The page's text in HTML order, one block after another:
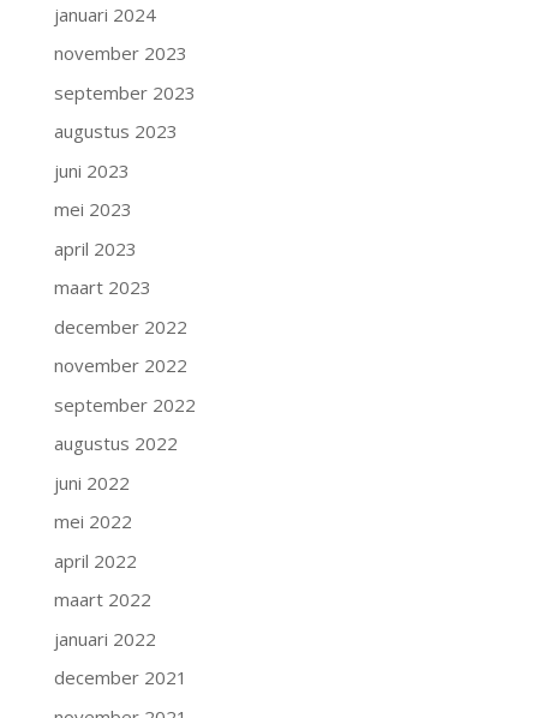
januari 2024
november 2023
september 2023
augustus 2023
juni 2023
mei 2023
april 2023
maart 2023
december 2022
november 2022
september 2022
augustus 2022
juni 2022
mei 2022
april 2022
maart 2022
januari 2022
december 2021